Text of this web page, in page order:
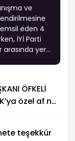
ve
eden 4
İYİ Parti
arasında yer
ÖFKELİ
özel af ne
teşekkür